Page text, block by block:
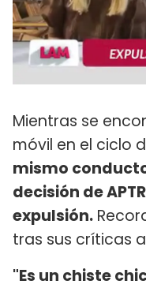
Mientras se
móvil en el ciclo
mismo
decisión de
expulsión.
tras sus críticas
"Es un chiste